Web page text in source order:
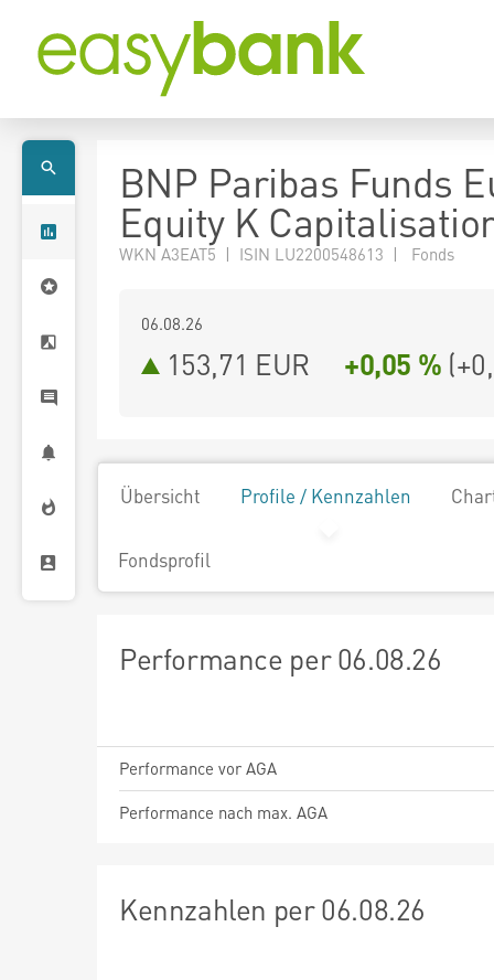
BNP Paribas Funds
Equity K
WKN A3EAT5 | ISIN LU2200548613 | Fonds
06.08.26
153,71 EUR +0,05 % (
Übersicht Profile / Kennzahlen
Fondsprofil
Performance per 06.08.26
Performance vor AGA
Performance nach max. AGA
Kennzahlen per 06.08.26